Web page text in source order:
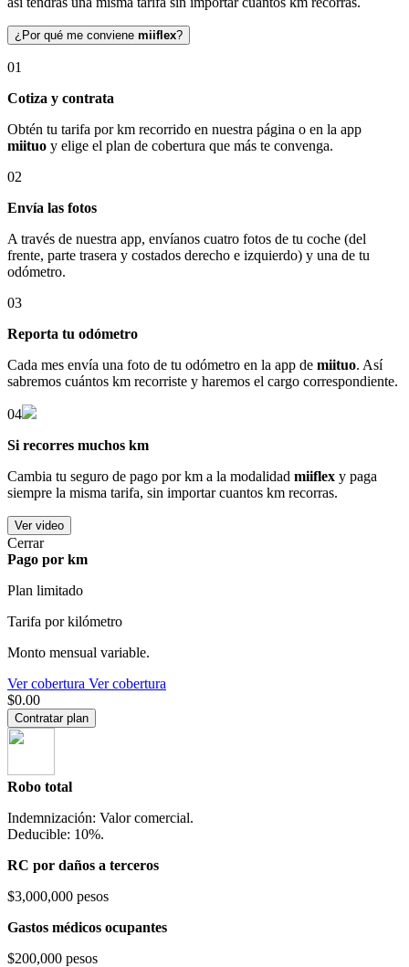
¿Por qué me conviene miiflex?
01
Cotiza y contrata
Obtén tu tarifa por km recorrido en nuestra página o en la app
miituo y elige el plan de cobertura que más te convenga.
02
Envía las fotos
A través de nuestra app, envíanos cuatro fotos de tu coche (del
frente, parte trasera y costados derecho e izquierdo) y una de tu
odómetro.
03
Reporta tu odómetro
Cada mes envía una foto de tu odómetro en la app de miituo. Así
sabremos cuántos km recorriste y haremos el cargo correspondiente.
04
Si recorres muchos km
Cambia tu seguro de pago por km a la modalidad miiflex y paga
siempre la misma tarifa, sin importar cuantos km recorras.
Ver video
Cerrar
Pago por km
Plan limitado
Tarifa por kilómetro
Monto mensual variable.
Ver cobertura Ver cobertura
$0.00
Contratar plan
Robo total
Indemnización: Valor comercial.
Deducible: 10%.
RC por daños a terceros
$3,000,000 pesos
Gastos médicos ocupantes
$200,000 pesos